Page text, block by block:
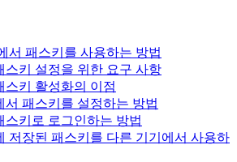
서 패스키를 사용하는 방법
스키 설정을 위한 요구 사항
스키 활성화의 이점
서 패스키를 설정하는 방법
스키로 로그인하는 방법
저장된 패스키를 다른 기기에서 사용하